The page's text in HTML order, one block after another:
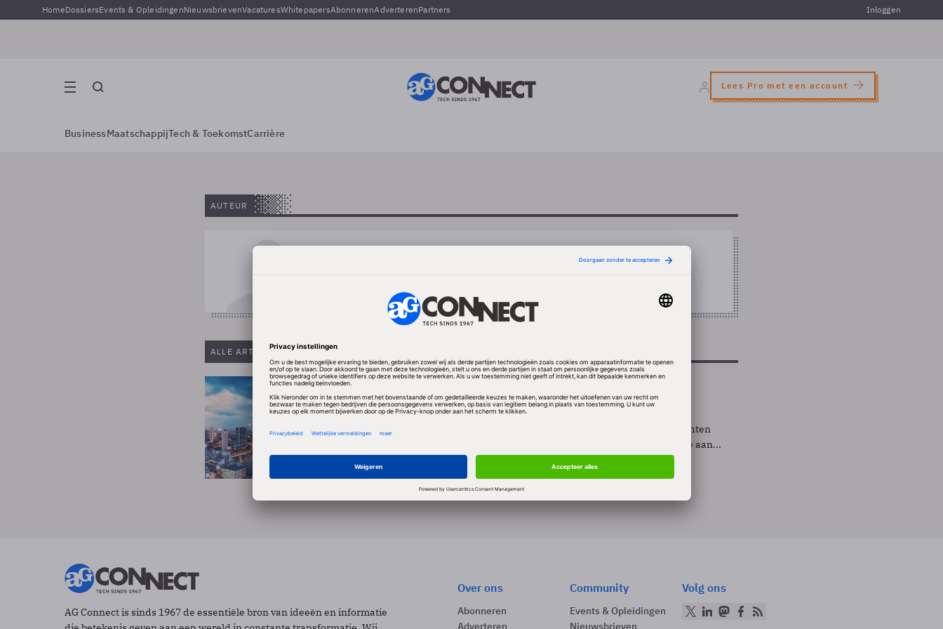
HomeDossiersEvents & OpleidingenNieuwsbrievenVacaturesWhitepapersAbonnerenAdverterenPartners Inloggen
Lees Pro met een account
BusinessMaatschappijTech & ToekomstCarrière
AUTEUR
ALLE ARTIKELEN VAN PAUL CORNELISSE
Achtergrond Automatisering Gids PRO
Uitbesteding onder controle
Bedrijven die IT- of andere bedrijfsprocessen uitbesteden, hechten
naast de overeengekomen (technische) prestatie, grote waarde aan...
AG Connect is sinds 1967 de essentiële bron van ideeën en informatie
Over ons
Abonneren
Adverteren
Community
Events & Opleidingen
Nieuwsbrieven
Volg ons